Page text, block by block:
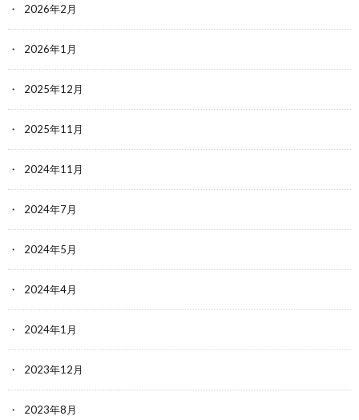
2026年2月
2026年1月
2025年12月
2025年11月
2024年11月
2024年7月
2024年5月
2024年4月
2024年1月
2023年12月
2023年8月